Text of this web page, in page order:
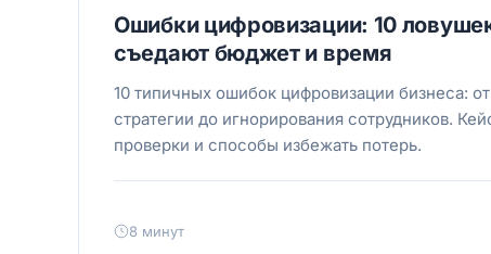
Ошибки цифровизации: 10
съедают бюджет и время
10 типичных ошибок цифровизации бизнеса:
стратегии до игнорирования сотрудников.
проверки и способы избежать потерь.
8 минут